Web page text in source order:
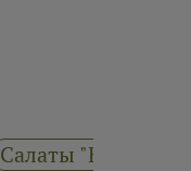
Салаты "Буфетоф"